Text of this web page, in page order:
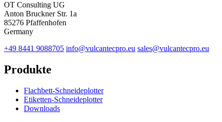
OT Consulting UG
Anton Bruckner Str. 1a
85276 Pfaffenhofen
Germany
+49 8441 9088705 info@vulcantecpro.eu sales@vulcantecpro.eu
Produkte
Flachbett-Schneideplotter
Etiketten-Schneideplotter
Downloads